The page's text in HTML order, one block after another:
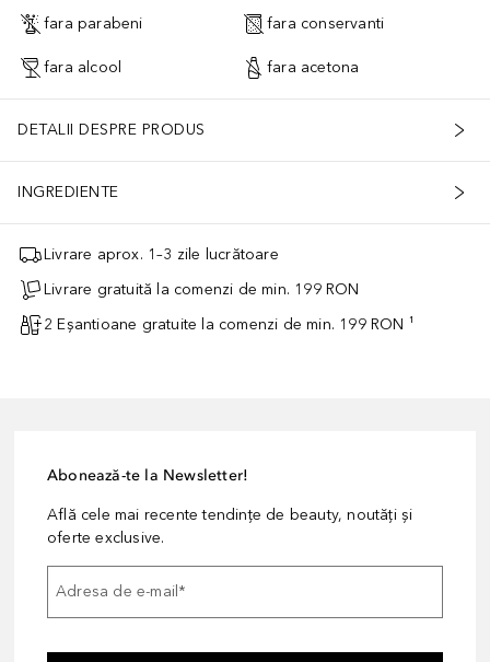
fara parabeni fara conservanti
fara alcool fara acetona
DETALII DESPRE PRODUS
INGREDIENTE
Livrare aprox. 1–3 zile lucrătoare
Livrare gratuită la comenzi de min. 199 RON
2 Eșantioane gratuite la comenzi de min. 199 RON ¹
Abonează-te la Newsletter!
Află cele mai recente tendințe de beauty, noutăți și
oferte exclusive.
Adresa de e-mail*